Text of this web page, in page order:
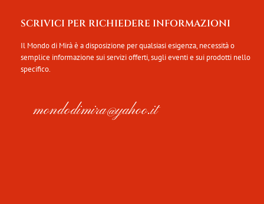
SCRIVICI PER RICHIEDERE INFORMAZIONI
Il Mondo di Mirà è a disposizione per qualsiasi esigenza, necessità o
semplice informazione sui servizi offerti, sugli eventi e sui prodotti nello
specifico.
mondodimira@yahoo.it